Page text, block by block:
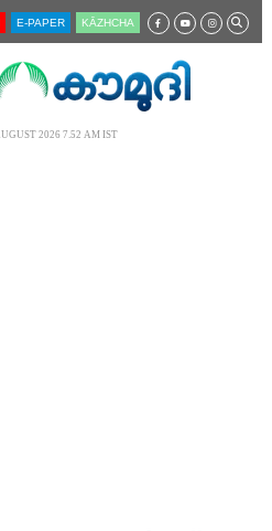
E-PAPER KĀZHCHA
2026 7.52 AM IST